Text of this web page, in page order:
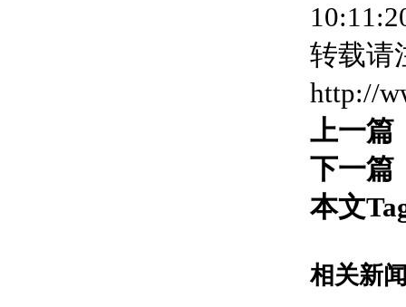
转载请
http://
上一篇
下一篇
本文
相关新